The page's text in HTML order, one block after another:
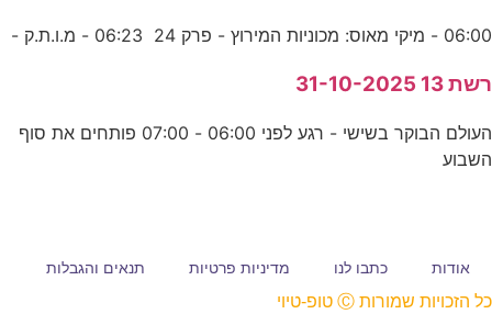
06:00 - מיקי מאוס: מכוניות המירוץ - פרק 24 06:23 - מ.ו.ת.ק -
רשת 13 31-10-2025
העולם הבוקר בשישי - רגע לפני 06:00 - 07:00 פותחים את סוף
השבוע
אודות כתבו לנו מדיניות פרטיות תנאים והגבלות
כל הזכויות שמורות Ⓒ טופ-טיוי